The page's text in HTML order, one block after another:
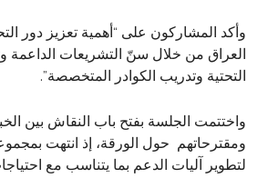
وأكد المشاركون على “أهمية تعزيز دور
العراق من خلال سنّ التشريعات الداعمة
التحتية وتدريب الكوادر المتخصصة”.
واختتمت الجلسة بفتح باب النقاش بين
ومقترحاتهم حول الورقة، إذ انتهت
لتطوير آليات الدعم بما يتناسب مع